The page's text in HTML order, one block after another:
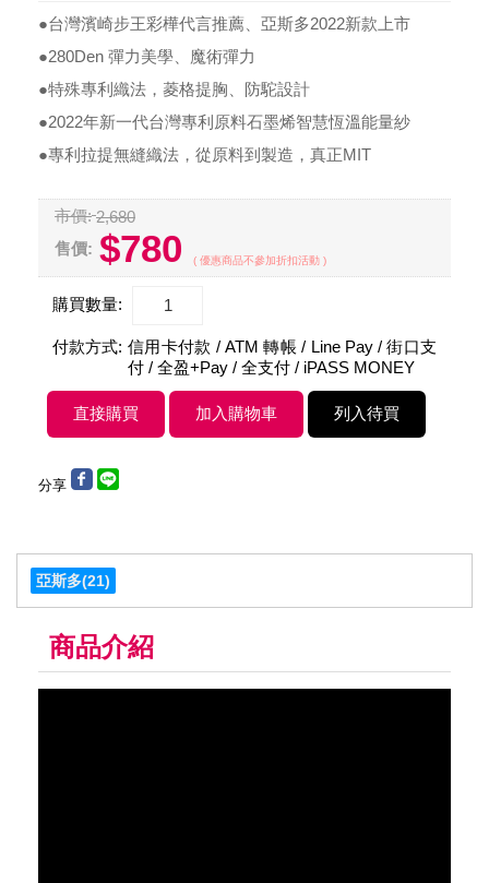
●台灣濱崎步王彩樺代言推薦、亞斯多2022新款上市
●280Den 彈力美學、魔術彈力
●特殊專利織法，菱格提胸、防駝設計
●2022年新一代台灣專利原料石墨烯智慧恆溫能量紗
●專利拉提無縫織法，從原料到製造，真正MIT
市價: 2,680
售價: $780 ( 優惠商品不參加折扣活動 )
購買數量:
付款方式: 信用卡付款 / ATM 轉帳 / Line Pay / 街口支
付 / 全盈+Pay / 全支付 / iPASS MONEY
分享
亞斯多(21)
商品介紹